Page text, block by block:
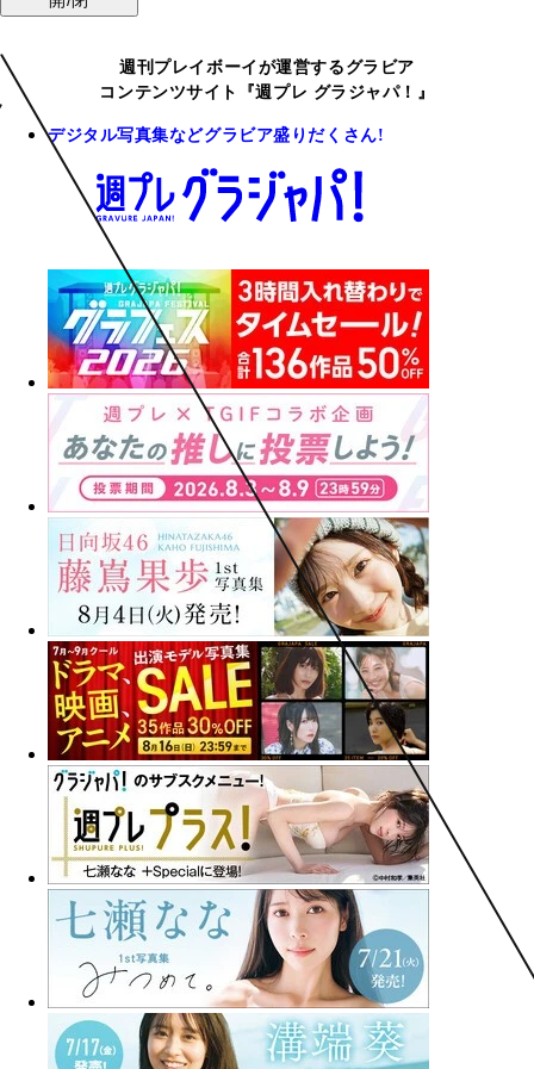
週刊プレイボーイが運営するグラビア
コンテンツサイト『週プレ グラジャパ！』
デジタル写真集などグラビア盛りだくさん!